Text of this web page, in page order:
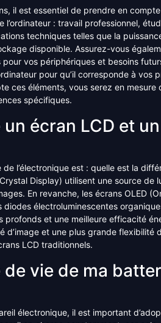
il est essentiel de prendre en
l’ordinateur : travail professionnel,
techniques telles que la
disponible. Assurez-vous
vos périphériques et besoins
pour qu’il corresponde à vos
ces éléments, vous serez en mesure
spécifiques.
écran LCD et
l’électronique est : quelle est la
Display) utilisent une source de
En revanche, les écrans OLED
électroluminescentes
profonds et une meilleure efficacité
d’image et une plus grande flexibilité
LCD traditionnels.
vie de ma
électronique, il est important